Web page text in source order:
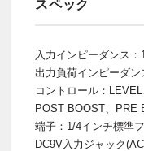
スペック
入力インピーダンス
出力負荷インピーダ
コントロール：
POST BOOST、PRE
端子：1/4インチ標準
DC9V入力ジャック